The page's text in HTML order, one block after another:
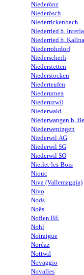
Niederönz
Niederösch
Niederrickenbach
Niederried b.
Niederried b.
Niederrohrdorf
Niederscherli
Niederstetten
Niederstocken
Niederteufen
Niederurnen
Niederuzwil
Niederwald
Niederwangen b.
Niederweningen
Niederwil AG
Niederwil SG
Niederwil SO
Nierlet-les-Bois
Niouc
Niva (Vallemaggia)
Nivo
Nods
Noës
Noflen BE
Nohl
Noiraigue
Noréaz
Nottwil
Novaggio
Novalles